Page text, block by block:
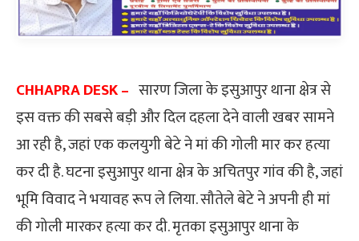
CHHAPRA DESK – सारण जिला के इसुआपुर थाना क्षेत्र से
इस वक्त की सबसे बड़ी और दिल दहला देने वाली खबर सामने
आ रही है, जहां एक कलयुगी बेटे ने मां की गोली मार कर हत्या
कर दी है. घटना इसुआपुर थाना क्षेत्र के अचितपुर गांव की है, जहां
भूमि विवाद ने भयावह रूप ले लिया. सौतेले बेटे ने अपनी ही मां
की गोली मारकर हत्या कर दी. मृतका इसुआपुर थाना के